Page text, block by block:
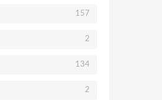
157
2
134
2